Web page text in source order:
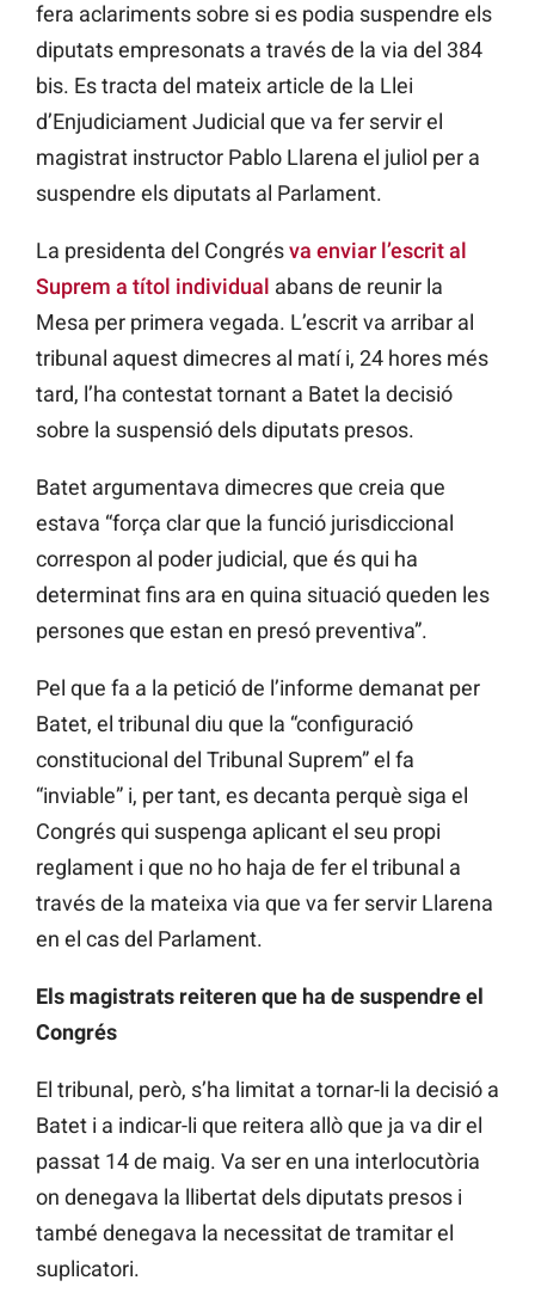
fera aclariments sobre si es podia suspendre els
diputats empresonats a través de la via del 384
bis. Es tracta del mateix article de la Llei
d’Enjudiciament Judicial que va fer servir el
magistrat instructor Pablo Llarena el juliol per a
suspendre els diputats al Parlament.
La presidenta del Congrésva enviar l’escrit al
Suprem a títol individual abans de reunir la
Mesa per primera vegada. L’escrit va arribar al
tribunal aquest dimecres al matí i, 24 hores més
tard, l’ha contestat tornant a Batet la decisió
sobre la suspensió dels diputats presos.
Batet argumentava dimecres que creia que
estava “força clar que la funció jurisdiccional
correspon al poder judicial, que és qui ha
determinat fins ara en quina situació queden les
persones que estan en presó preventiva”.
Pel que fa a la petició de l’informe demanat per
Batet, el tribunal diu que la “configuració
constitucional del Tribunal Suprem” el fa
“inviable” i, per tant, es decanta perquè siga el
Congrés qui suspenga aplicant el seu propi
reglament i que no ho haja de fer el tribunal a
través de la mateixa via que va fer servir Llarena
en el cas del Parlament.
Els magistrats reiteren que ha de suspendre el
Congrés
El tribunal, però, s’ha limitat a tornar-li la decisió a
Batet i a indicar-li que reitera allò que ja va dir el
passat 14 de maig. Va ser en una interlocutòria
on denegava la llibertat dels diputats presos i
també denegava la necessitat de tramitar el
suplicatori.